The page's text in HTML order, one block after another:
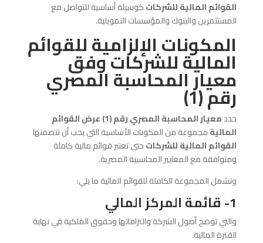
القوائم المالية للشركاتكوسيلة أساسية للتواصل مع
المستثمرين والبنوك والمؤسسات التمويلية.
المكونات الإلزامية للقوائم
المالية للشركات وفق
معيار المحاسبة المصري
رقم (1)
حدد
معيار المحاسبة المصري رقم (1) عرض القوائم
الماليةمجموعة من المكونات الأساسية التي يجب أن تتضمنها
القوائم المالية للشركاتحتى تعتبر قوائم مالية كاملة
ومتوافقة مع المعايير المحاسبية المصرية.
وتشمل المجموعة الكاملة للقوائم المالية ما يلي:
1- قائمة المركز المالي
والتي توضح أصول الشركة والتزاماتها وحقوق الملكية في نهاية
الفترة المالية.